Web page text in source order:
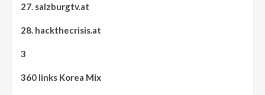
27. salzburgtv.at
28. hackthecrisis.at
3
360 links Korea Mix